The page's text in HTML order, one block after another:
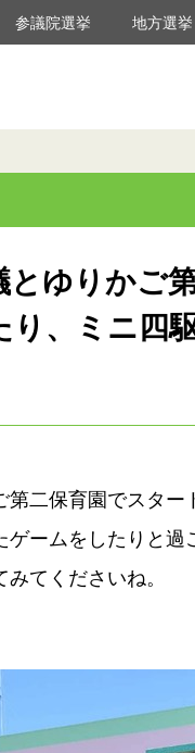
参議院選挙 地方選挙
とゆりかご
り、ミニ四
二保育園でスタ
ームをしたりと過
てくださいね。